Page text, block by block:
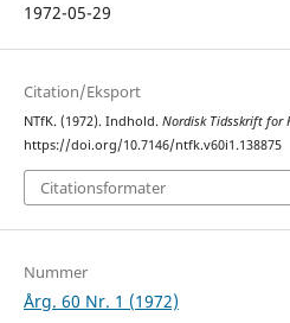
1972-05-29
Citation/Eksport
NTfK. (1972). Indhold. Nordisk Tidsskrift for
https://doi.org/10.7146/ntfk.v60i1.138875
Citationsformater
Nummer
Årg. 60 Nr. 1 (1972)